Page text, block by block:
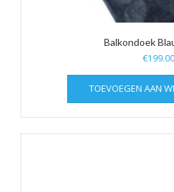
Balkondoek
€199.00
TOEVOEGEN AAN